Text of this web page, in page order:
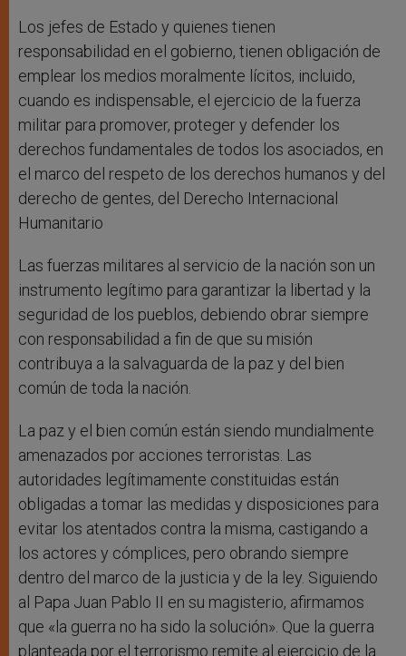
Los jefes de Estado y quienes tienen
responsabilidad en el gobierno, tienen obligación de
emplear los medios moralmente lícitos, incluido,
cuando es indispensable, el ejercicio de la fuerza
militar para promover, proteger y defender los
derechos fundamentales de todos los asociados, en
el marco del respeto de los derechos humanos y del
derecho de gentes, del Derecho Internacional
Humanitario
Las fuerzas militares al servicio de la nación son un
instrumento legítimo para garantizar la libertad y la
seguridad de los pueblos, debiendo obrar siempre
con responsabilidad a fin de que su misión
contribuya a la salvaguarda de la paz y del bien
común de toda la nación.
La paz y el bien común están siendo mundialmente
amenazados por acciones terroristas. Las
autoridades legítimamente constituidas están
obligadas a tomar las medidas y disposiciones para
evitar los atentados contra la misma, castigando a
los actores y cómplices, pero obrando siempre
dentro del marco de la justicia y de la ley. Siguiendo
al Papa Juan Pablo II en su magisterio, afirmamos
que «la guerra no ha sido la solución». Que la guerra
planteada por el terrorismo remite al ejercicio de la